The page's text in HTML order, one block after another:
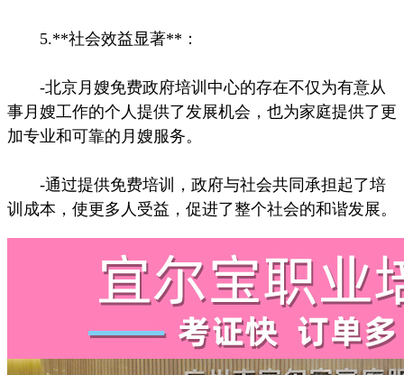
5.**社会效益显著**：
-北京月嫂免费政府培训中心的存在不仅为有意从
事月嫂工作的个人提供了发展机会，也为家庭提供了更
加专业和可靠的月嫂服务。
-通过提供免费培训，政府与社会共同承担起了培
训成本，使更多人受益，促进了整个社会的和谐发展。